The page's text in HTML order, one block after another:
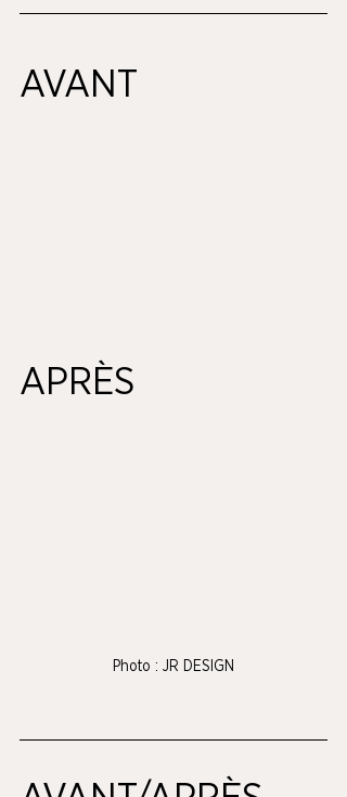
AVANT
APRÈS
Photo : JR DESIGN